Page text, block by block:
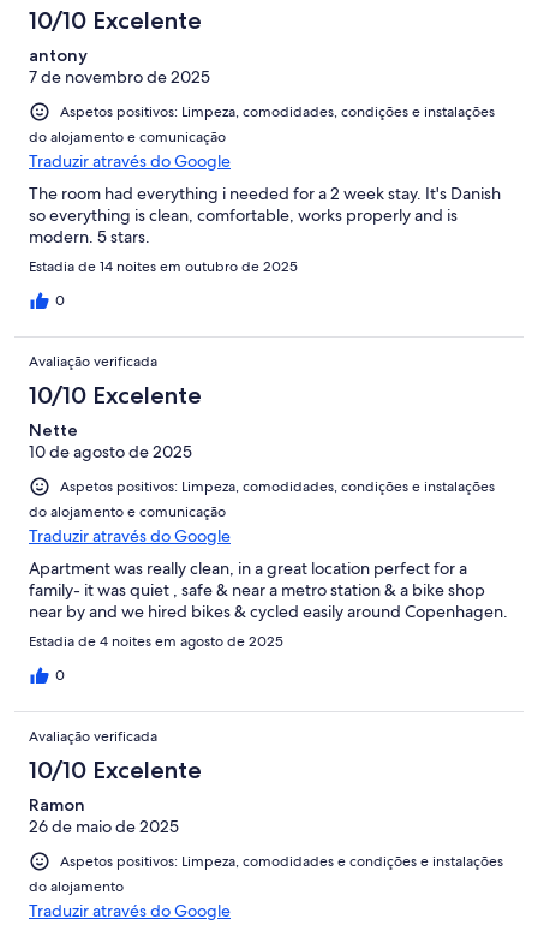
10/10 Excelente
antony
7 de novembro de 2025
Aspetos positivos: Limpeza, comodidades, condições e instalações
do alojamento e comunicação
Traduzir através do Google
The room had everything i needed for a 2 week stay. It's Danish
so everything is clean, comfortable, works properly and is
modern. 5 stars.
Estadia de 14 noites em outubro de 2025
0
Avaliação verificada
10/10 Excelente
Nette
10 de agosto de 2025
Aspetos positivos: Limpeza, comodidades, condições e instalações
do alojamento e comunicação
Traduzir através do Google
Apartment was really clean, in a great location perfect for a
family- it was quiet , safe & near a metro station & a bike shop
near by and we hired bikes & cycled easily around Copenhagen.
Estadia de 4 noites em agosto de 2025
0
Avaliação verificada
10/10 Excelente
Ramon
26 de maio de 2025
Aspetos positivos: Limpeza, comodidades e condições e instalações
do alojamento
Traduzir através do Google